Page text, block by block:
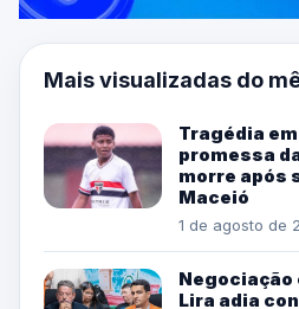
Mais visualizadas do
Tragédia
promessa
morre após
Maceió
1 de agosto de
Negociação
Lira adia